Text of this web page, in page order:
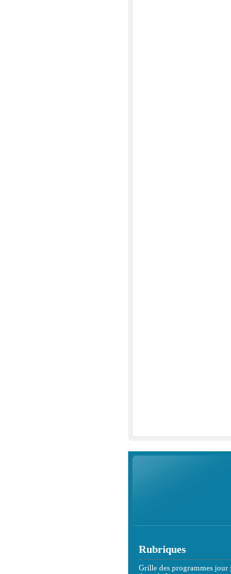
Rubriques
Grille des programmes jour